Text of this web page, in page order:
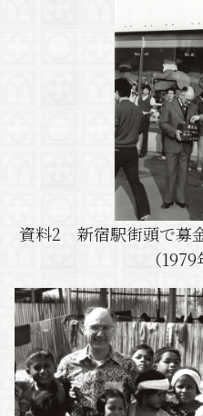
資料2 新宿駅街頭で募
（